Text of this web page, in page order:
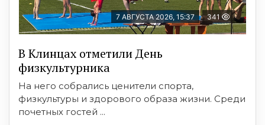
7 АВГУСТА 2026, 15:37 341
В Клинцах отметили День
физкультурника
На него собрались ценители спорта,
физкультуры и здорового образа жизни. Среди
почетных гостей ...